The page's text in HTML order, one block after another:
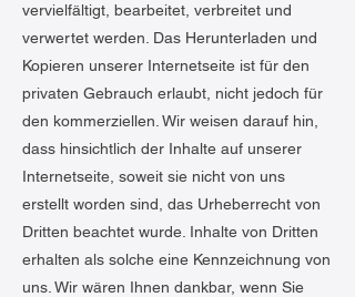
vervielfältigt, bearbeitet, verbreitet und
verwertet werden. Das Herunterladen und
Kopieren unserer Internetseite ist für den
privaten Gebrauch erlaubt, nicht jedoch für
den kommerziellen. Wir weisen darauf hin,
dass hinsichtlich der Inhalte auf unserer
Internetseite, soweit sie nicht von uns
erstellt worden sind, das Urheberrecht von
Dritten beachtet wurde. Inhalte von Dritten
erhalten als solche eine Kennzeichnung von
uns. Wir wären Ihnen dankbar, wenn Sie